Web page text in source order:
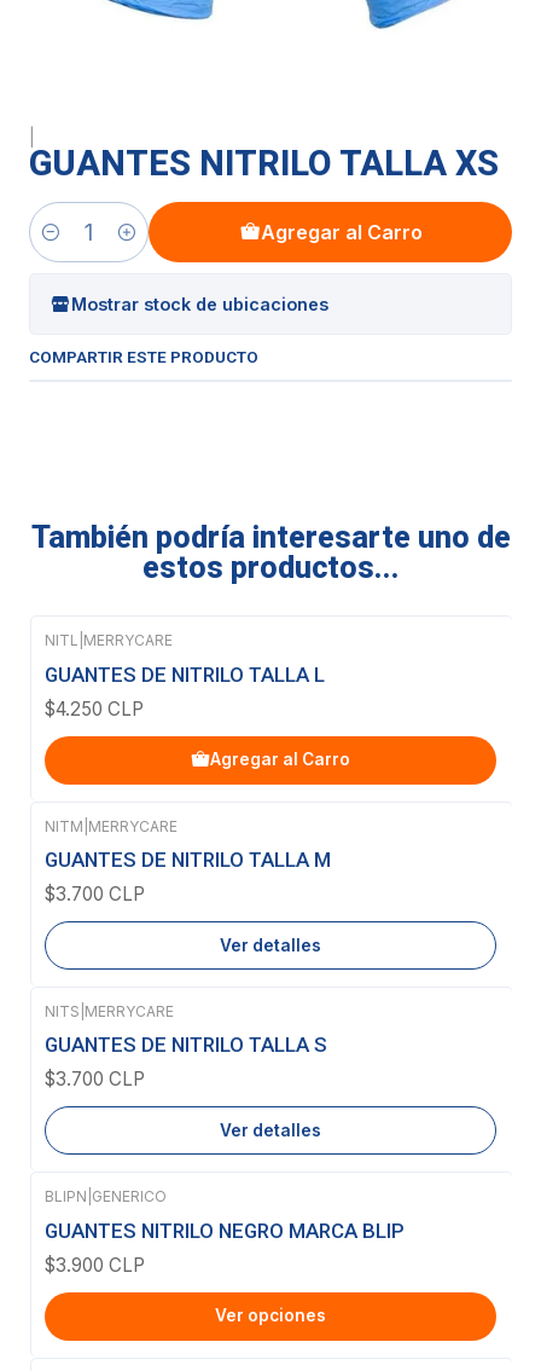
GUANTES NITRILO TALLA XS
Cantidad
Agregar al Carro
Mostrar stock de ubicaciones
COMPARTIR ESTE PRODUCTO
También podría interesarte uno de
estos productos...
NITL MERRYCARE
GUANTES DE NITRILO TALLA L
$4.250 CLP
Agregar al Carro
Agotado
NITM MERRYCARE
GUANTES DE NITRILO TALLA M
$3.700 CLP
Ver detalles
Agotado
NITS MERRYCARE
GUANTES DE NITRILO TALLA S
$3.700 CLP
Ver detalles
BLIPN GENERICO
GUANTES NITRILO NEGRO MARCA BLIP
$3.900 CLP
Ver opciones